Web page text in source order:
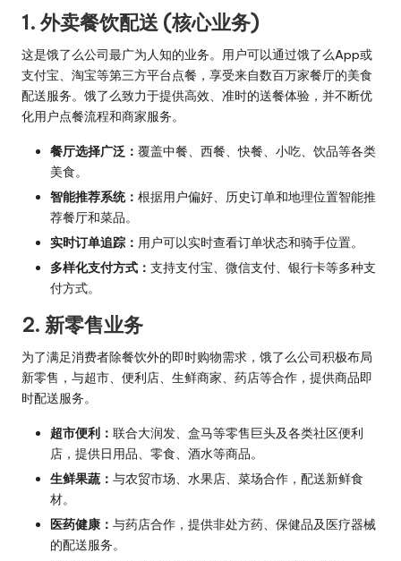
1. 外卖餐饮配送 (核心业务)
这是饿了么公司最广为人知的业务。用户可以通过饿了么App或
支付宝、淘宝等第三方平台点餐，享受来自数百万家餐厅的美食
配送服务。饿了么致力于提供高效、准时的送餐体验，并不断优
化用户点餐流程和商家服务。
餐厅选择广泛： 覆盖中餐、西餐、快餐、小吃、饮品等各类
美食。
智能推荐系统： 根据用户偏好、历史订单和地理位置智能推
荐餐厅和菜品。
实时订单追踪： 用户可以实时查看订单状态和骑手位置。
多样化支付方式： 支持支付宝、微信支付、银行卡等多种支
付方式。
2. 新零售业务
为了满足消费者除餐饮外的即时购物需求，饿了么公司积极布局
新零售，与超市、便利店、生鲜商家、药店等合作，提供商品即
时配送服务。
超市便利： 联合大润发、盒马等零售巨头及各类社区便利
店，提供日用品、零食、酒水等商品。
生鲜果蔬： 与农贸市场、水果店、菜场合作，配送新鲜食
材。
医药健康： 与药店合作，提供非处方药、保健品及医疗器械
的配送服务。